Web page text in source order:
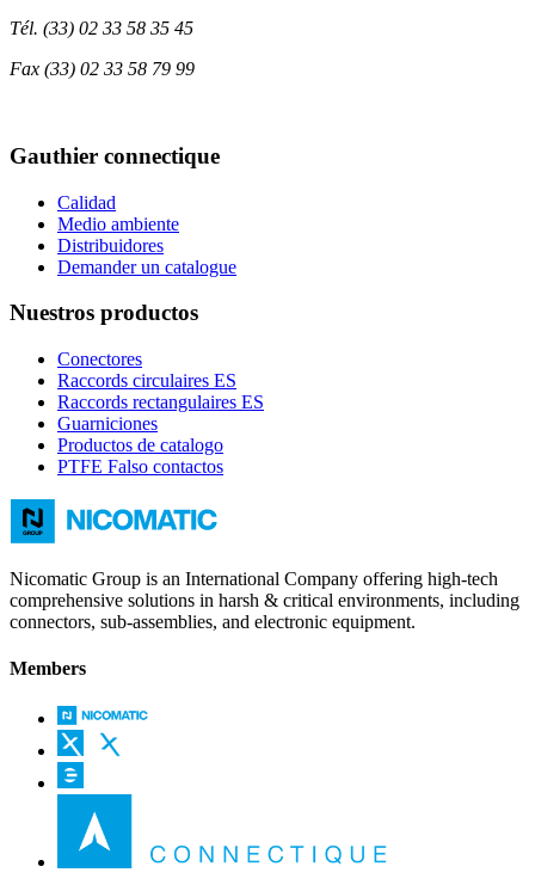
Tél. (33) 02 33 58 35 45
Fax (33) 02 33 58 79 99
Gauthier connectique
Calidad
Medio ambiente
Distribuidores
Demander un catalogue
Nuestros productos
Conectores
Raccords circulaires ES
Raccords rectangulaires ES
Guarniciones
Productos de catalogo
PTFE Falso contactos
Nicomatic Group is an International Company offering high-tech
comprehensive solutions in harsh & critical environments, including
connectors, sub-assemblies, and electronic equipment.
Members